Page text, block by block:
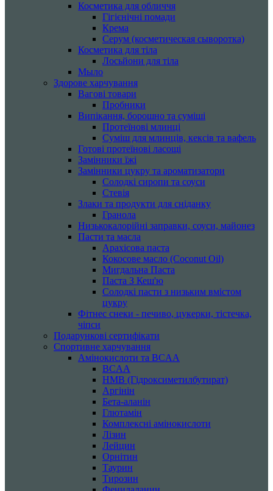
Косметика для обличчя
Гігієнічні помади
Крема
Серум (косметическая сыворотка)
Косметика для тіла
Лосьйони для тіла
Мыло
Здорове харчування
Вагові товари
Пробники
Випікання, борошно та суміші
Протеїнові млинці
Суміш для млинців, кексів та вафель
Готові протеїнові ласощі
Замінники їжі
Замінники цукру та ароматизатори
Солодкі сиропи та соуси
Стевія
Злаки та продукти для сніданку
Гранола
Низькокалорійні заправки, соуси, майонез
Пасти та масла
Арахісова паста
Кокосове масло (Coconut Oil)
Мигдальна Паста
Паста З Кеш'ю
Солодкі пасти з низьким вмістом
цукру
Фітнес снеки - печиво, цукерки, тістечка,
чіпси
Подарункові сертифікати
Спортивне харчування
Амінокислоти та BCAA
BCAA
HMB (Гідроксиметилбутират)
Аргінін
Бета-аланін
Глютамін
Комплексні амінокислоти
Лізин
Лейцин
Орнітин
Таурин
Тирозин